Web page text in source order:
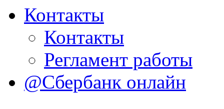
Контакты
Контакты
Регламент работы
@Сбербанк онлайн